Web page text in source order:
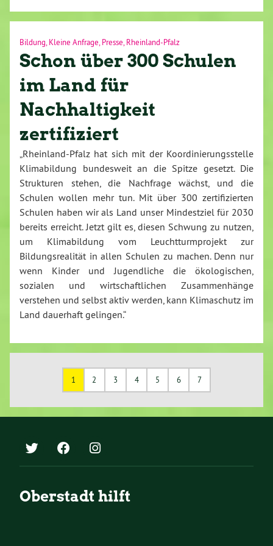
Bildung Kleine Anfrage Presse Rheinland-Pfalz
Schon über 300 Schulen
im Land für
Nachhaltigkeit
zertifiziert
„Rheinland-Pfalz hat sich mit der Koordinierungsstelle
Klimabildung bundesweit an die Spitze gesetzt. Die
Strukturen stehen, die Nachfrage wächst, und die
Schulen wollen mehr tun. Mit über 300 zertifizierten
Schulen haben wir als Land unser Mindestziel für 2030
bereits erreicht. Jetzt gilt es, diesen Schwung zu nutzen,
um Klimabildung vom Leuchtturmprojekt zur
Bildungsrealität in allen Schulen zu machen. Denn nur
wenn Kinder und Jugendliche die ökologischen,
sozialen und wirtschaftlichen Zusammenhänge
verstehen und selbst aktiv werden, kann Klimaschutz im
Land dauerhaft gelingen.“
1 2 3 4 5 6 7
Oberstadt hilft